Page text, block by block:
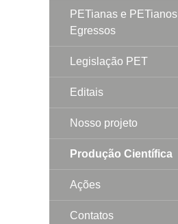
PETianas e PETianos
Egressos
Legislação PET
Editais
Nosso projeto
Produção Científica
Ações
Contatos